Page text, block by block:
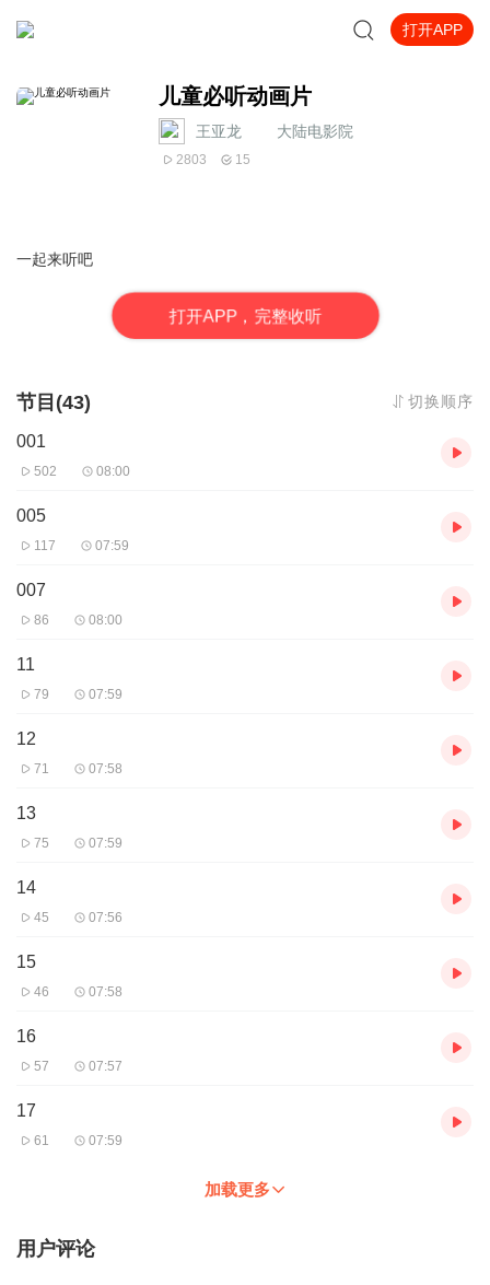
打开APP
儿童必听动画片
王亚龙____大陆电影院
2803 15
一起来听吧
打开APP，完整收听
节目(43) 切换顺序
001
502 08:00
005
117 07:59
007
86 08:00
11
79 07:59
12
71 07:58
13
75 07:59
14
45 07:56
15
46 07:58
16
57 07:57
17
61 07:59
加载更多
用户评论